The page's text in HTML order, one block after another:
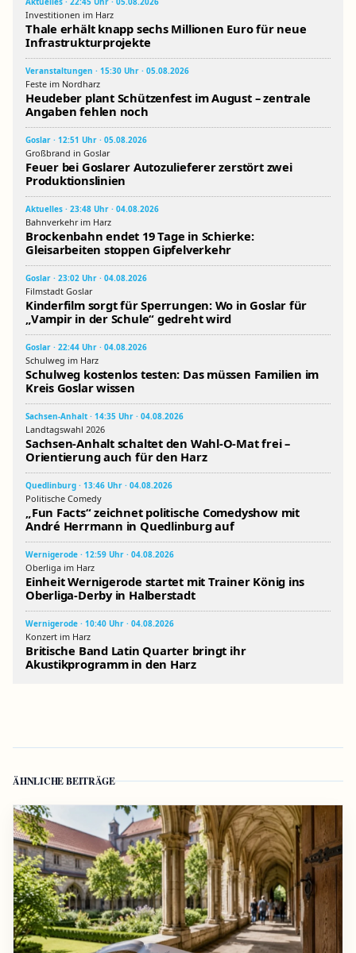
Investitionen im Harz
Thale erhält knapp sechs Millionen Euro für neue
Infrastrukturprojekte
Veranstaltungen · 15:30 Uhr · 05.08.2026
Feste im Nordharz
Heudeber plant Schützenfest im August – zentrale
Angaben fehlen noch
Goslar · 12:51 Uhr · 05.08.2026
Großbrand in Goslar
Feuer bei Goslarer Autozulieferer zerstört zwei
Produktionslinien
Aktuelles · 23:48 Uhr · 04.08.2026
Bahnverkehr im Harz
Brockenbahn endet 19 Tage in Schierke:
Gleisarbeiten stoppen Gipfelverkehr
Goslar · 23:02 Uhr · 04.08.2026
Filmstadt Goslar
Kinderfilm sorgt für Sperrungen: Wo in Goslar für
„Vampir in der Schule“ gedreht wird
Goslar · 22:44 Uhr · 04.08.2026
Schulweg im Harz
Schulweg kostenlos testen: Das müssen Familien im
Kreis Goslar wissen
Sachsen-Anhalt · 14:35 Uhr · 04.08.2026
Landtagswahl 2026
Sachsen-Anhalt schaltet den Wahl-O-Mat frei –
Orientierung auch für den Harz
Quedlinburg · 13:46 Uhr · 04.08.2026
Politische Comedy
„Fun Facts“ zeichnet politische Comedyshow mit
André Herrmann in Quedlinburg auf
Wernigerode · 12:59 Uhr · 04.08.2026
Oberliga im Harz
Einheit Wernigerode startet mit Trainer König ins
Oberliga-Derby in Halberstadt
Wernigerode · 10:40 Uhr · 04.08.2026
Konzert im Harz
Britische Band Latin Quarter bringt ihr
Akustikprogramm in den Harz
ÄHNLICHE BEITRÄGE